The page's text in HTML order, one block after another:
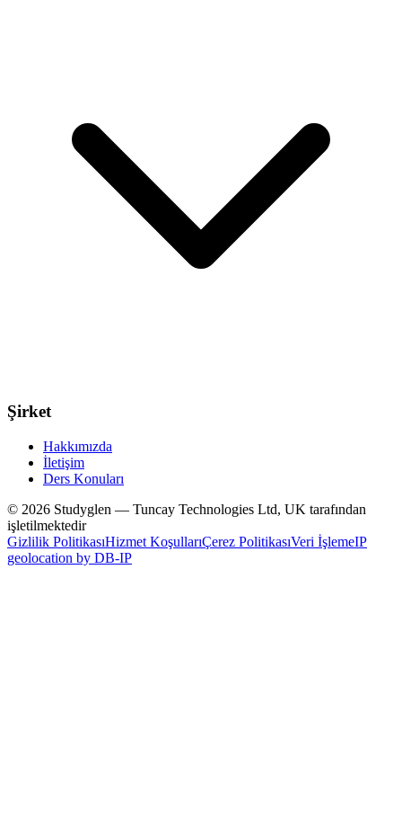
Şirket
Hakkımızda
İletişim
Ders Konuları
© 2026 Studyglen — Tuncay Technologies Ltd, UK tarafından
işletilmektedir
Gizlilik PolitikasıHizmet KoşullarıÇerez PolitikasıVeri İşlemeIP
geolocation by DB-IP